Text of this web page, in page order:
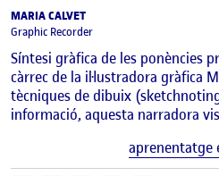
MARIA CALVET
Graphic Recorder
Síntesi gràfica de les ponències
càrrec de la il·lustradora gràfica
tècniques de dibuix
informació, aquesta narradora
aprenentatge